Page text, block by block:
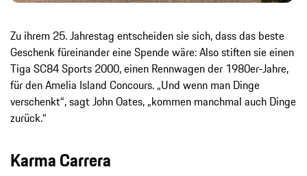
Zu ihrem 25. Jahrestag entscheiden sie sich, dass das beste
Geschenk füreinander eine Spende wäre: Also stiften sie einen
Tiga SC84 Sports 2000, einen Rennwagen der 1980er-Jahre,
für den Amelia Island Concours. „Und wenn man Dinge
verschenkt“, sagt John Oates, „kommen manchmal auch Dinge
zurück.“
Karma Carrera